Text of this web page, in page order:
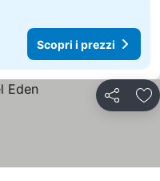
Scopri i prezzi
Condividi